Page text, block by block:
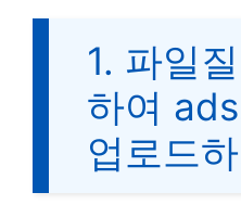
1. 파일
하여
업로드